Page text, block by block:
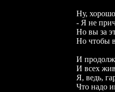
Ну,
- Я не
Но вы за
Но чтобы
И
И всех
Я, ведь,
Что надо